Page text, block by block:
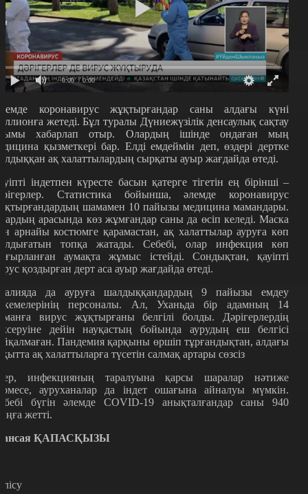
0:00 / 0:00
коронавирус жұқтырғандар саны алдағы күні
жетеді. Бұл туралы Дүниежүзілік денсаулық сақтау
хабарлап отыр. Олардың ішінде ондаған мың
қызметкері бар. Елді емдеймін деп, өздері дертке
ақ халаттылардың сырқаты ауыр жағдайда өтеді.
індетпен күресте басын қатерге тігетін ең бірінші –
Статистика бойынша, әлемде коронавирус
шамамен 10 пайызы медицина мамандары.
арасында көз жұмғандар саны да өсіп келеді. Маска
арнайы костюмге қарамастан, ақ халаттылар ауруға көп
топқа жатады. Себебі, олар инфекция көп
аумақта жұмыс істейді. Сондықтан, қауіпті
қоздырған дерт аса ауыр жағдайда өтеді.
да ауруға шалдыққандардың 9 пайызы емдеу
персоналы. Ал, Уханьда бір адамның 14
вирус жұқтырғаны белгілі болды. Дәрігерлердің
дейін науқастың бойында аурудың еш белгісі
Пандемия қарқыны өршіп тұрғандықтан, алдағы
ақ халаттыларға түсетін салмақ артары сөзсіз
инфекцияның таралуына қарсы шаралар нәтиже
ауруханалар да індет ошағына айналуы мүмкін.
бүгін әлемде COVID-19 анықталғандар саны 940
жетті.
ҚАПАСҚЫЗЫ